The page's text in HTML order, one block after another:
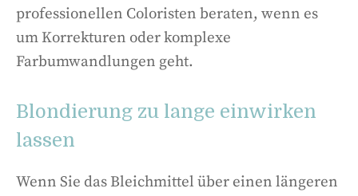
professionellen Coloristen beraten, wenn es
um Korrekturen oder komplexe
Farbumwandlungen geht.
Blondierung zu lange einwirken
lassen
Wenn Sie das Bleichmittel über einen längeren